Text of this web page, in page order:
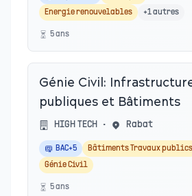
Energie renouvelables
+1autres
5ans
Génie Civil:
publiques et Bâtiments
HIGH TECH • Rabat
BAC+5
Bâtiments Travaux publics
Génie Civil
5ans